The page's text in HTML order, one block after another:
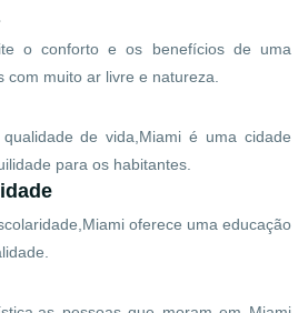
o conforto e os benefícios de uma
com muito ar livre e natureza.
de vida,Miami é uma cidade
para os habitantes.
oferece uma educação